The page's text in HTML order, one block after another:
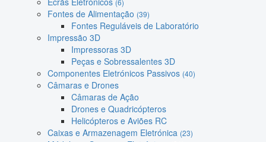
Fontes de Alimentação (39)
Fontes Reguláveis de Laboratório
Impressão 3D
Impressoras 3D
Peças e Sobressalentes 3D
Componentes Eletrónicos Passivos (40)
Câmaras e Drones
Câmaras de Ação
Drones e Quadricópteros
Helicópteros e Aviões RC
Caixas e Armazenagem Eletrónica (23)